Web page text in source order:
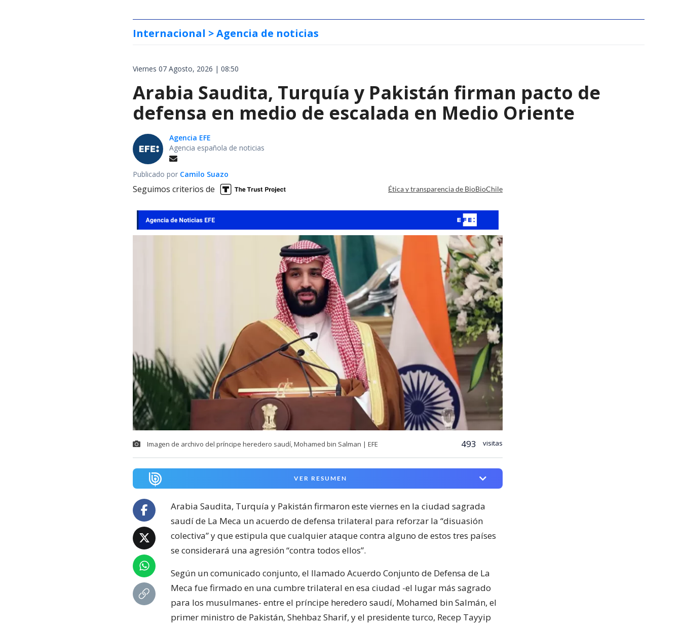
Internacional > Agencia de noticias
Viernes 07 Agosto, 2026 | 08:50
Arabia Saudita, Turquía y Pakistán firman pacto de
defensa en medio de escalada en Medio Oriente
Agencia EFE
Agencia española de noticias
Publicado por Camilo Suazo
Seguimos criterios de Ética y transparencia de BioBioChile
Imagen de archivo del príncipe heredero saudí, Mohamed bin Salman | EFE 493 visitas
VER RESUMEN
Arabia Saudita, Turquía y Pakistán firmaron este viernes en la ciudad sagrada
saudí de La Meca un acuerdo de defensa trilateral para reforzar la “disuasión
colectiva” y que estipula que cualquier ataque contra alguno de estos tres países
se considerará una agresión “contra todos ellos”.
Según un comunicado conjunto, el llamado Acuerdo Conjunto de Defensa de La
Meca fue firmado en una cumbre trilateral en esa ciudad -el lugar más sagrado
para los musulmanes- entre el príncipe heredero saudí, Mohamed bin Salmán, el
primer ministro de Pakistán, Shehbaz Sharif, y el presidente turco, Recep Tayyip